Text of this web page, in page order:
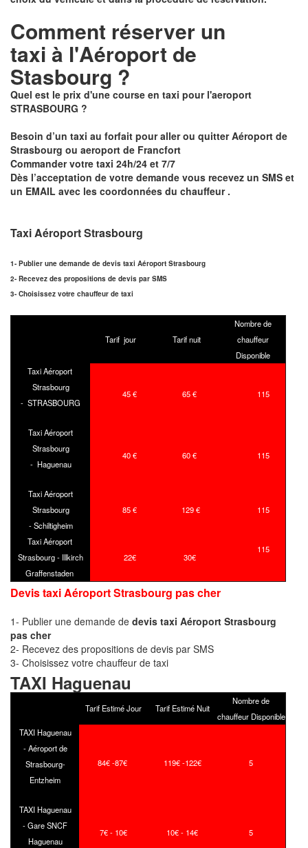
Comment réserver un
taxi à l'Aéroport de
Stasbourg ?
Quel est le prix d'une course en taxi pour l'aeroport
STRASBOURG ?
Besoin d’un taxi au forfait pour aller ou quitter Aéroport de
Strasbourg ou aeroport de Francfort
Commander votre taxi 24h/24 et 7/7
Dès l’acceptation de votre demande vous recevez un SMS et
un EMAIL avec les coordonnées du chauffeur .
Taxi Aéroport Strasbourg
1- Publier une demande de devis taxi Aéroport Strasbourg
2- Recevez des propositions de devis par SMS
3- Choisissez votre chauffeur de taxi
Tarif jour Tarif nuit
Nombre de
chauffeur
Disponible
Taxi Aéroport
Strasbourg
- STRASBOURG
45 € 65 € 115
Taxi Aéroport
Strasbourg
- Haguenau
40 € 60 € 115
Taxi Aéroport
Strasbourg
- Schiltigheim
85 € 129 € 115
Taxi Aéroport
Strasbourg - Illkirch
Graffenstaden
22€ 30€
115
Devis taxi Aéroport Strasbourg pas cher
1- Publier une demande de devis taxi Aéroport Strasbourg
pas cher
2- Recevez des propositions de devis par SMS
3- Choisissez votre chauffeur de taxi
TAXI Haguenau
Tarif Estimé Jour Tarif Estimé Nuit
Nombre de
chauffeur Disponible
TAXI Haguenau
- Aéroport de
Strasbourg-
Entzheim
84€ -87€ 119€ -122€ 5
TAXI Haguenau
- Gare SNCF
Haguenau
7€ - 10€ 10€ - 14€ 5